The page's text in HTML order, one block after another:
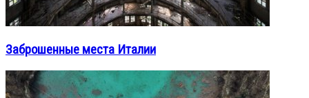
Заброшенные места Италии